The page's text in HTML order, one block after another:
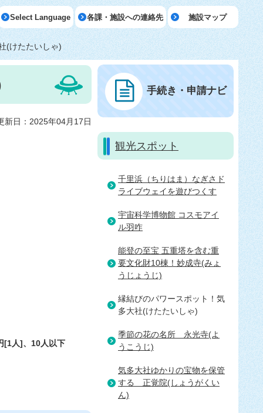
Select Language 各課・施設への連絡先 施設マップ
(けたたいしゃ)
新日：2025年04月17日
[1人]、10人以下
手続き・申請ナビ
観光スポット
千里浜（ちりはま）なぎさド
ライブウェイを遊びつくす
宇宙科学博物館 コスモアイ
ル羽咋
能登の至宝 五重塔を含む重
要文化財10棟！妙成寺(みょ
うじょうじ)
縁結びのパワースポット！気
多大社(けたたいしゃ)
季節の花の名所＿永光寺(よ
うこうじ)
気多大社ゆかりの宝物を保管
する＿正覚院(しょうがくい
ん)